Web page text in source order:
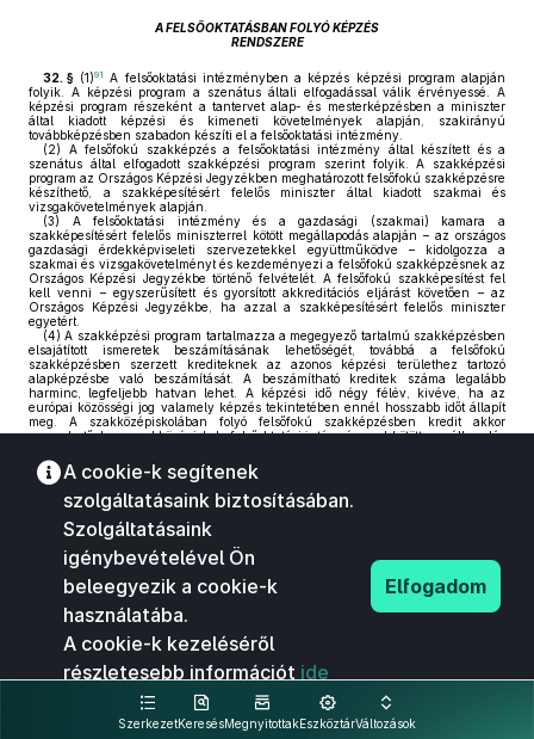
A FELSŐOKTATÁSBAN FOLYÓ KÉPZÉS
RENDSZERE
32. § (1)91
A felsőoktatási intézményben a képzés képzési program alapján
folyik. A képzési program a szenátus általi elfogadással válik érvényessé. A
képzési program részeként a tantervet alap- és mesterképzésben a miniszter
által kiadott képzési és kimeneti követelmények alapján, szakirányú
továbbképzésben szabadon készíti el a felsőoktatási intézmény.
(2) A felsőfokú szakképzés a felsőoktatási intézmény által készített és a
szenátus által elfogadott szakképzési program szerint folyik. A szakképzési
program az Országos Képzési Jegyzékben meghatározott felsőfokú szakképzésre
készíthető, a szakképesítésért felelős miniszter által kiadott szakmai és
vizsgakövetelmények alapján.
(3) A felsőoktatási intézmény és a gazdasági (szakmai) kamara a
szakképesítésért felelős miniszterrel kötött megállapodás alapján – az országos
gazdasági érdekképviseleti szervezetekkel együttműködve – kidolgozza a
szakmai és vizsgakövetelményt és kezdeményezi a felsőfokú szakképzésnek az
Országos Képzési Jegyzékbe történő felvételét. A felsőfokú szakképesítést fel
kell venni – egyszerűsített és gyorsított akkreditációs eljárást követően – az
Országos Képzési Jegyzékbe, ha azzal a szakképesítésért felelős miniszter
egyetért.
(4) A szakképzési program tartalmazza a megegyező tartalmú szakképzésben
elsajátított ismeretek beszámításának lehetőségét, továbbá a felsőfokú
szakképzésben szerzett krediteknek az azonos képzési területhez tartozó
alapképzésbe való beszámítását. A beszámítható kreditek száma legalább
harminc, legfeljebb hatvan lehet. A képzési idő négy félév, kivéve, ha az
európai közösségi jog valamely képzés tekintetében ennél hosszabb időt állapít
meg. A szakközépiskolában folyó felsőfokú szakképzésben kredit akkor
szerezhető, ha a szakközépiskola felsőoktatási intézménnyel kötött megállapodás
(5)
Az alapképzésben alapfokozat (baccalaureus, bachelor) és
szakképzettség szerezhető. Az alapfokozat az első felsőfokú végzettségi szint,
amely feljogosít a mesterképzés megkezdésére. Az alapképzésben szerzett
szakképzettség jogszabályban meghatározottak szerinti munkakör betöltésére
jogosít. Az alapképzés képzési és kimeneti követelményei határozzák meg, hogy
milyen szakképzettséget lehet szerezni az alapképzésben. A gyakorlatigényes
alapképzési szakokban egy félévig tartó szakmai gyakorlatot (a továbbiakban:
szakmai gyakorlat) kell szervezni. A szakmai gyakorlat teljesítése feltétele a
záróvizsgára bocsátásnak. Az alapképzésben legalább száznyolcvan kreditet –
szakmai gyakorlat esetén legalább kettőszáztíz kreditet – kell és legfeljebb
kétszáznegyven kreditet lehet teljesíteni. A képzési idő legalább hat, legfeljebb
nyolc félév.
A mesterképzésben mesterfokozat (magister, master) és szakképzettség
szerezhető. A mesterfokozat a második felsőfokú végzettségi szint. A
mesterképzés képzési és kimeneti követelményei határozzák meg, hogy milyen
szakképzettség szerezhető a mesterképzésben. A mesterképzésben szerzett
szakképzettség jogszabályban meghatározottak szerinti munkakör betöltésére
jogosít. A mesterképzésben – figyelembe véve a
meghatározottakat – legalább hatvan kreditet kell és legfeljebb százhúsz kreditet
SzerkezetKeresésMegnyitottakEszköztárVáltozások
A cookie-k segítenek
szolgáltatásaink biztosításában.
Szolgáltatásaink
igénybevételével Ön
beleegyezik a cookie-k
használatába.
A cookie-k kezeléséről
részletesebb információt ide
kattintva olvashat.
Elfogadom